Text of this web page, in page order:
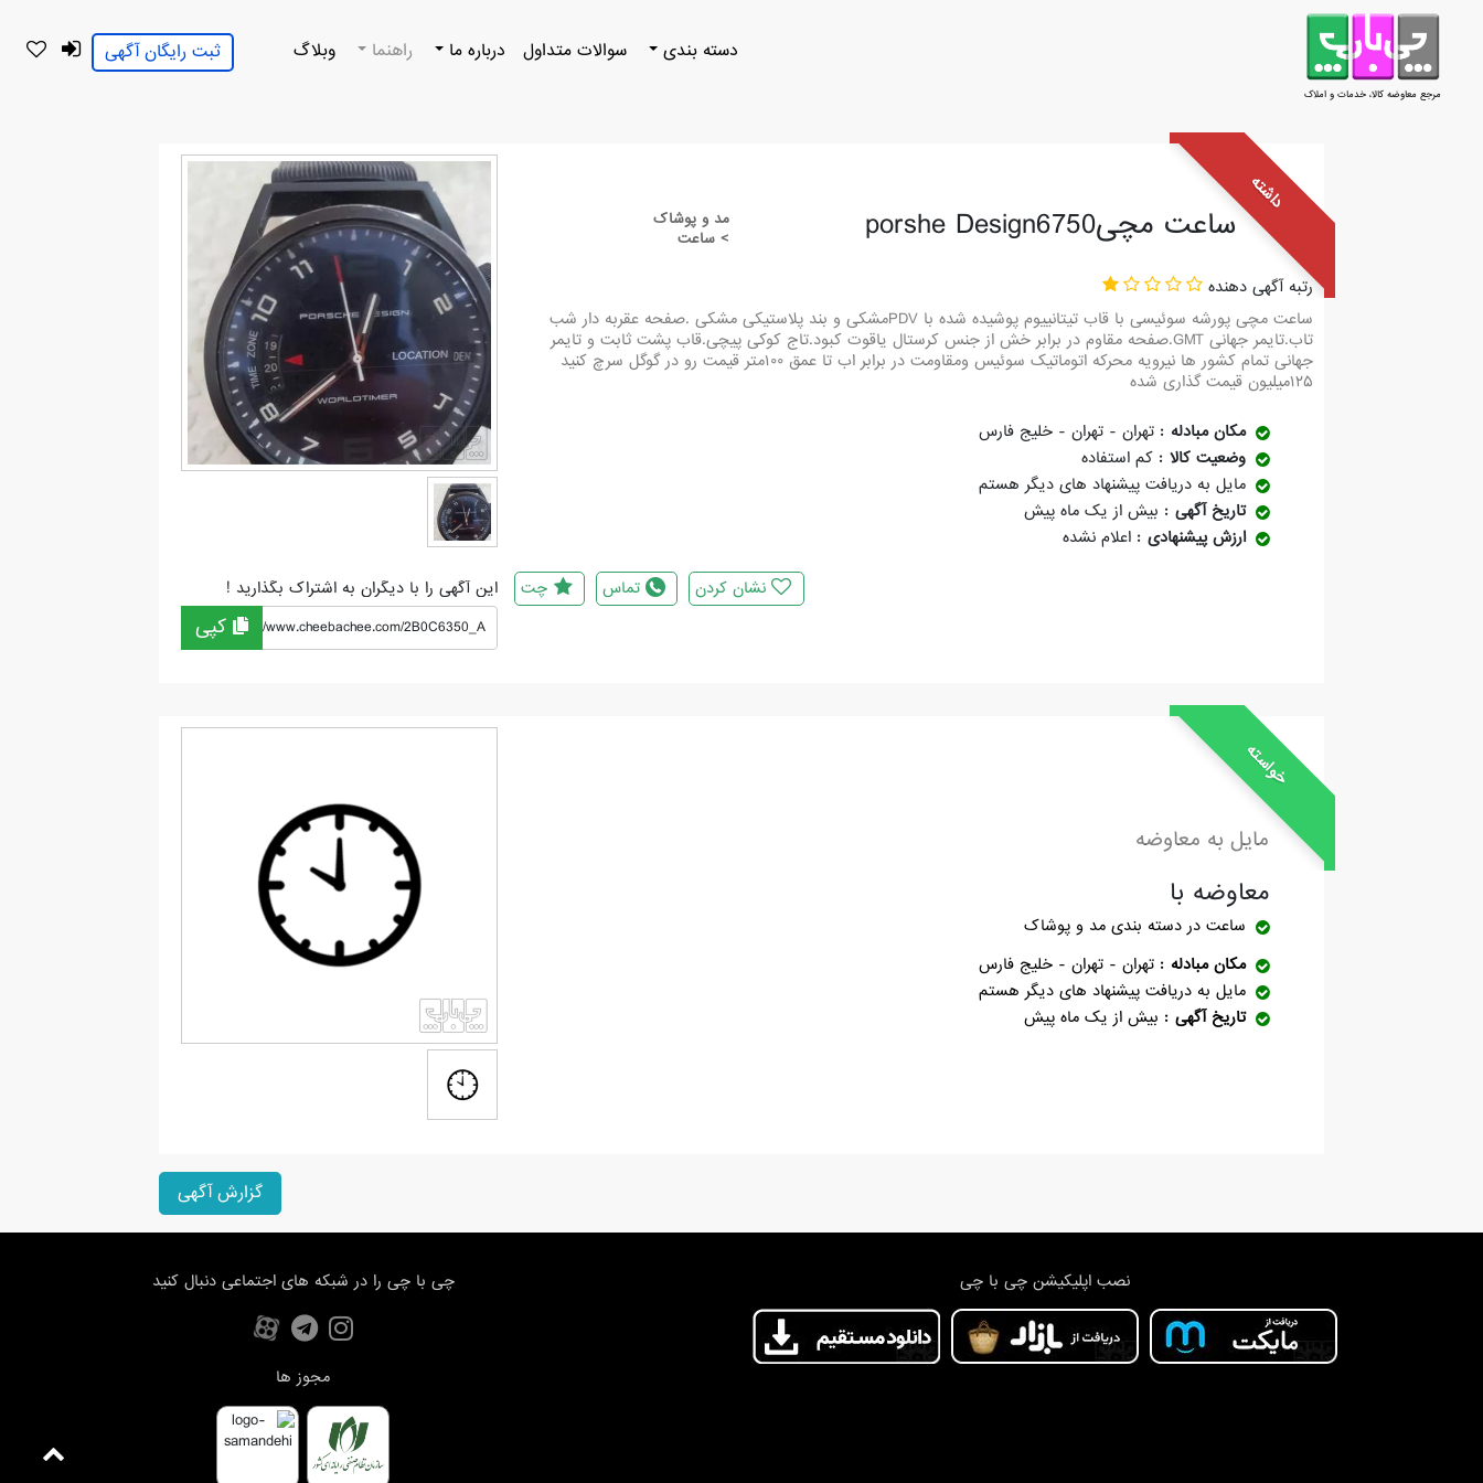
مرجع معاوضه کالا، خدمات و املاک
ثبت رایگان آگهی دسته بندی سوالات متداول درباره ما راهنما وبلاگ
داشته
ساعت مچیporshe Design6750
مد و پوشاک
> ساعت
رتبه آگهی دهنده
ساعت مچی پورشه سوئیسی با قاب تیتانییوم پوشیده شده با PDVمشکی و بند پلاستیکی مشکی .صفحه عقربه دار شب
تاب.تایمر جهانی GMT.صفحه مقاوم در برابر خش از جنس کرستال یاقوت کبود.تاج کوکی پیچی.قاب پشت ثابت و تایمر
جهانی تمام کشور ها نیرویه محرکه اتوماتیک سوئیس ومقاومت در برابر اب تا عمق ۱۰۰متر قیمت رو در گوگل سرچ کنید
۱۲۵میلیون قیمت گذاری شده
مکان مبادله
تهران - تهران - خلیج فارس
وضعیت کالا
کم استفاده
مایل به دریافت پیشنهاد های دیگر هستم
تاریخ آگهی
بیش از یک ماه پیش
ارزش پیشنهادی
اعلام نشده
چت تماس نشان کردن این آگهی را با دیگران به اشتراک بگذارید !
https://www.cheebachee.com/2B0C6350_A
کپی
خواسته
مایل به معاوضه
معاوضه با
ساعتدر دسته بندی مد و پوشاک
مکان مبادله
تهران - تهران - خلیج فارس
مایل به دریافت پیشنهاد های دیگر هستم
تاریخ آگهی
بیش از یک ماه پیش
گزارش آگهی
نصب اپلیکیشن چی با چی چی با چی را در شبکه های اجتماعی دنبال کنید
مجوز ها